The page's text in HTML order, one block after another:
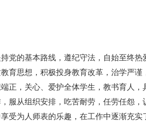
党的基本路线，遵纪守法，自始至终热
育思想，积极投身教育改革，治学严谨
正，关心、爱护全体学生，教书育人，
服从组织安排，吃苦耐劳，任劳任怨，
受为人师表的乐趣，在工作中逐渐充实